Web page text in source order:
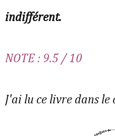
indifférent.
NOTE : 9.5 / 10
J'ai lu ce livre dans